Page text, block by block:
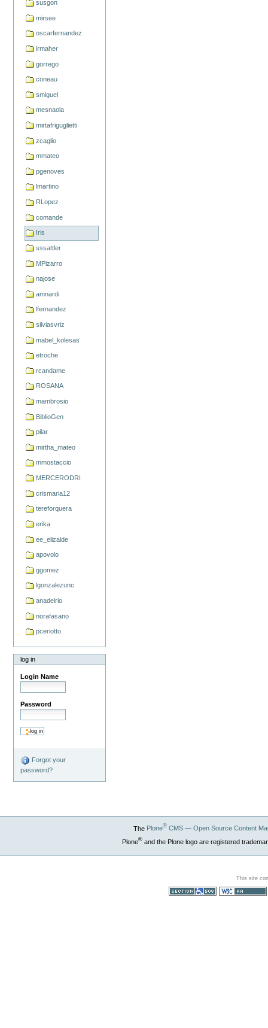
susgon
mirsee
oscarfernandez
irmaher
gorrego
coneau
smiguel
mesnaola
mirtafriguglietti
zcaglio
mmateo
pgenoves
lmartino
RLopez
comande
Iris
sssattler
MPizarro
najose
amnardi
lfernandez
silviasvriz
mabel_kolesas
etroche
rcandame
ROSANA
mambrosio
BiblioGen
pilar
mirtha_mateo
mmostaccio
MERCERODRI
crismaria12
tereforquera
erika
ee_elizalde
apovolo
ggomez
lgonzalezunc
anadelrio
norafasano
pceriotto
log in
Login Name
Password
Forgot your
password?
The Plone®CMS — Open Source Content
Plone®and the Plone logo are registered
This site